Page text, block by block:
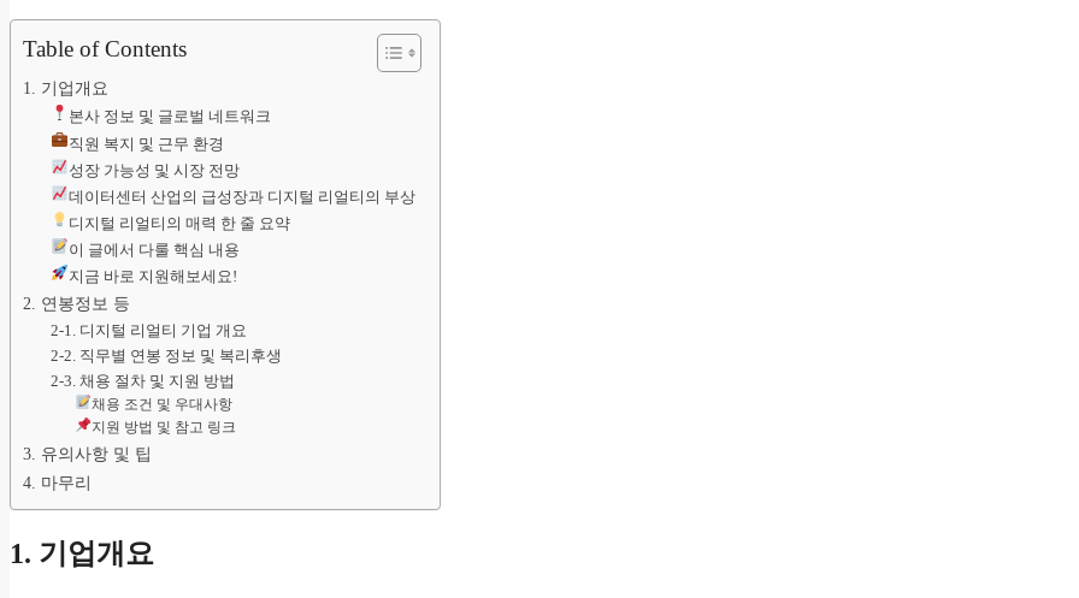
Table of Contents
1. 기업개요
본사 정보 및 글로벌 네트워크
직원 복지 및 근무 환경
성장 가능성 및 시장 전망
데이터센터 산업의 급성장과 디지털 리얼티의 부상
디지털 리얼티의 매력 한 줄 요약
이 글에서 다룰 핵심 내용
지금 바로 지원해보세요!
2. 연봉정보 등
2-1. 디지털 리얼티 기업 개요
2-2. 직무별 연봉 정보 및 복리후생
2-3. 채용 절차 및 지원 방법
채용 조건 및 우대사항
지원 방법 및 참고 링크
3. 유의사항 및 팁
4. 마무리
1. 기업개요